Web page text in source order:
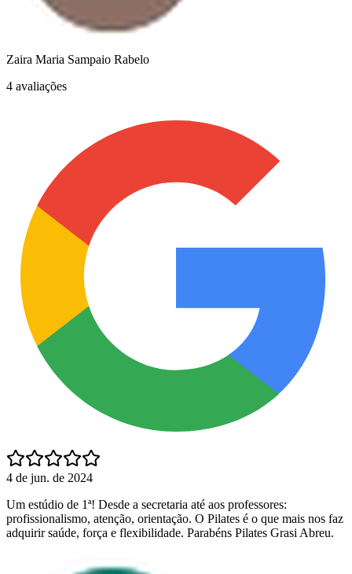
Zaira Maria Sampaio Rabelo
4 avaliações
4 de jun. de 2024
Um estúdio de 1ª! Desde a secretaria até aos professores:
profissionalismo, atenção, orientação. O Pilates é o que mais nos faz
adquirir saúde, força e flexibilidade. Parabéns Pilates Grasi Abreu.